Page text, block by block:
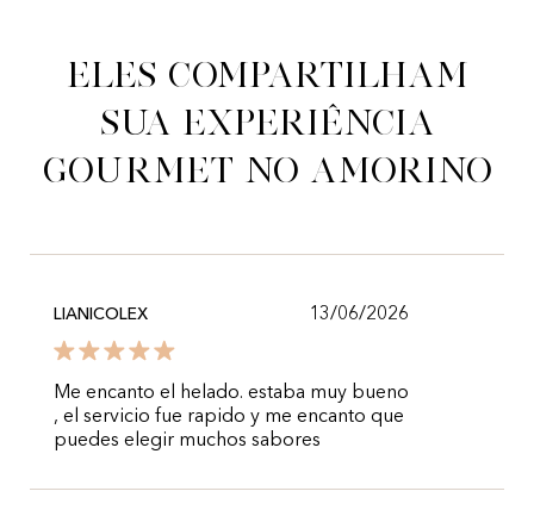
Eles compartilham
sua experiência
gourmet no Amorino
LIANICOLEX 13/06/2026
Me encanto el helado. estaba muy bueno
, el servicio fue rapido y me encanto que
puedes elegir muchos sabores